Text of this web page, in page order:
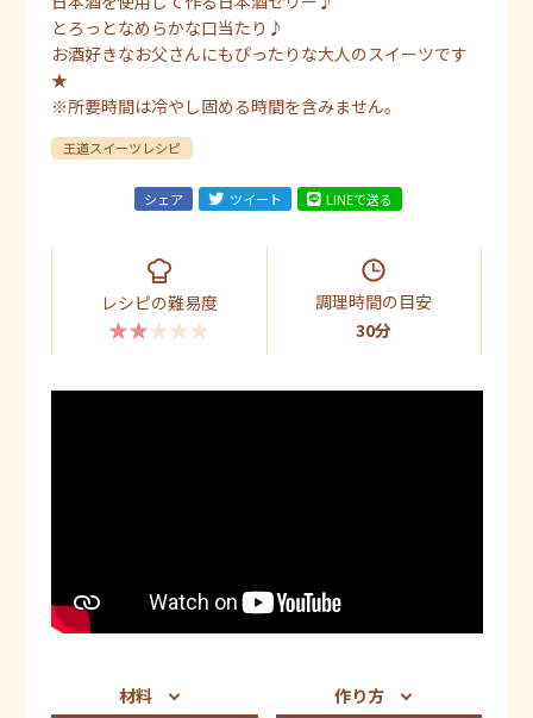
とろっとなめらかな口当たり♪
お酒好きなお父さんにもぴったりな大人のスイーツです
★
※所要時間は冷やし固める時間を含みません。
王道スイーツレシピ
シェア ツイート LINEで送る
レシピの難易度
★★★★★
調理時間の目安
30分
材料 作り方